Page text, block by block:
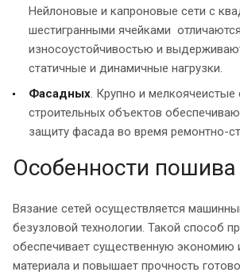
Нейлоновые и капроновые сети с
шестигранными ячейками
износоустойчивостью и
статичные и динамичные нагрузки.
Фасадных. Крупно и мелкоячеистые
строительных объектов
защиту фасада во время ремонтно-
Особенности пошива
Вязание сетей осуществляется
безузловой технологии. Такой способ
обеспечивает существенную экономию
материала и повышает прочность